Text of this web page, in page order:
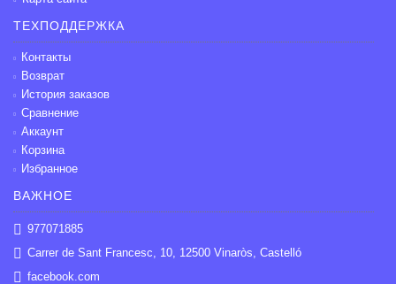
ТЕХПОДДЕРЖКА
Контакты
Возврат
История заказов
Сравнение
Аккаунт
Корзина
Избранное
ВАЖНОЕ
977071885
Carrer de Sant Francesc, 10, 12500 Vinaròs, Castelló
facebook.com